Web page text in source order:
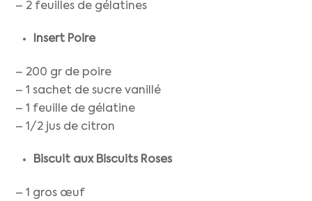
– 2 feuilles de gélatines
Insert Poire
– 200 gr de poire
– 1 sachet de sucre vanillé
– 1 feuille de gélatine
– 1/2 jus de citron
Biscuit aux Biscuits Roses
– 1 gros œuf